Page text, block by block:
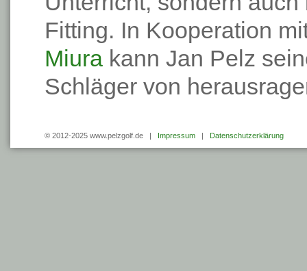
Fitting. In Kooperation
Miura kann Jan Pelz
Schläger von
© 2012-2025 www.pelzgolf.de | Impressum | Datenschutzerklärung